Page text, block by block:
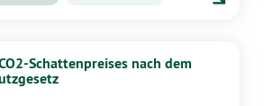
Schattenpreises nach dem